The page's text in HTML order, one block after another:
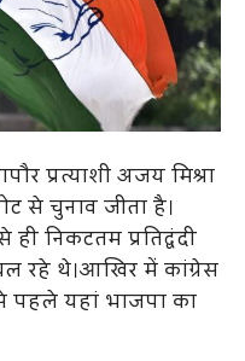
प्रत्याशी अजय मिश्रा
से चुनाव जीता है।
न‍िकटतम प्रतिद्वंदी
रहे थे।आख‍िर में कांग्रेस
पहले यहां भाजपा का